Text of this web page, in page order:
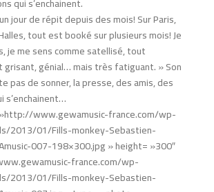
un jour de répit depuis des mois! Sur Paris,
tout est booké sur plusieurs mois! Je
je me sens comme satellisé, tout
grisant, génial… mais très fatiguant. » Son
pas de sonner, la presse, des amis, des
s’enchainent…
www.gewamusic-france.com/wp-
2013/01/Fills-monkey-Sebastien-
007-198×300.jpg » height= »300″
france.com/wp-
2013/01/Fills-monkey-Sebastien-